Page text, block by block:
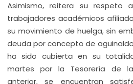
Asimismo, reitera su respeto
trabajadores académicos
su movimiento de huelga, sin
deuda por concepto de
ha sido cubierta en su
martes por la Tesorería de
anterior, se encuentran